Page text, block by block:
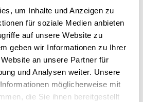
um Inhalte und Anzeigen zu
für soziale Medien anbieten
auf unsere Website zu
geben wir Informationen zu Ihrer
an unsere Partner für
und Analysen weiter. Unsere
möglicherweise mit
die Sie ihnen bereitgestellt
ZIEL WIRKLICH ZU
Details